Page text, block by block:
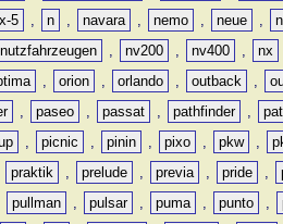
5 , n , navara , nemo , neue ,
nutzfahrzeugen , nv200 , nv400 , nx
, orion , orlando , outback ,
, paseo , passat , pathfinder ,
, picnic , pinin , pixo , pkw ,
praktik , prelude , previa , pride ,
pullman , pulsar , puma , punto ,